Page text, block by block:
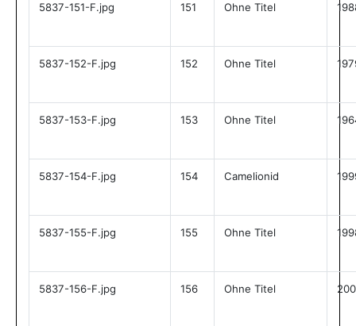
5837-151-F.jpg 151 Ohne Titel
5837-152-F.jpg 152 Ohne Titel
5837-153-F.jpg 153 Ohne Titel
5837-154-F.jpg 154 Camelionid
5837-155-F.jpg 155 Ohne Titel
5837-156-F.jpg 156 Ohne Titel